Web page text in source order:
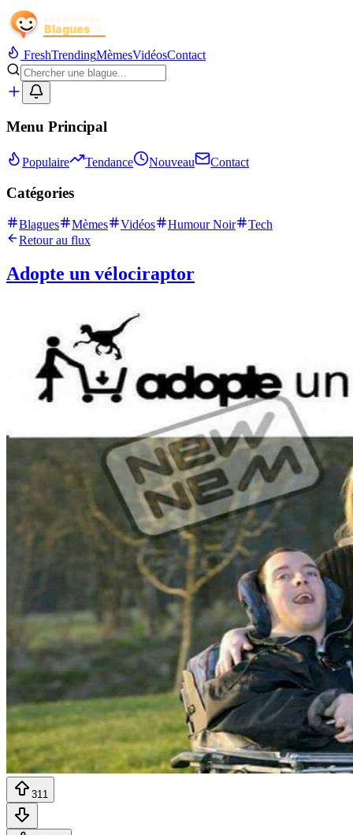
FreshTrendingMèmesVidéosContact
Menu Principal
Populaire Tendance Nouveau Contact
Catégories
Blagues Mèmes Vidéos Humour Noir
Tech
Retour au flux
Adopte un vélociraptor
311